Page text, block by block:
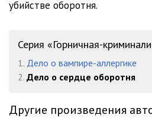
убийстве оборотня.
Серия «Горничная-
1. Дело о вампире-аллергике
2. Дело о сердце оборотня
Другие произведения